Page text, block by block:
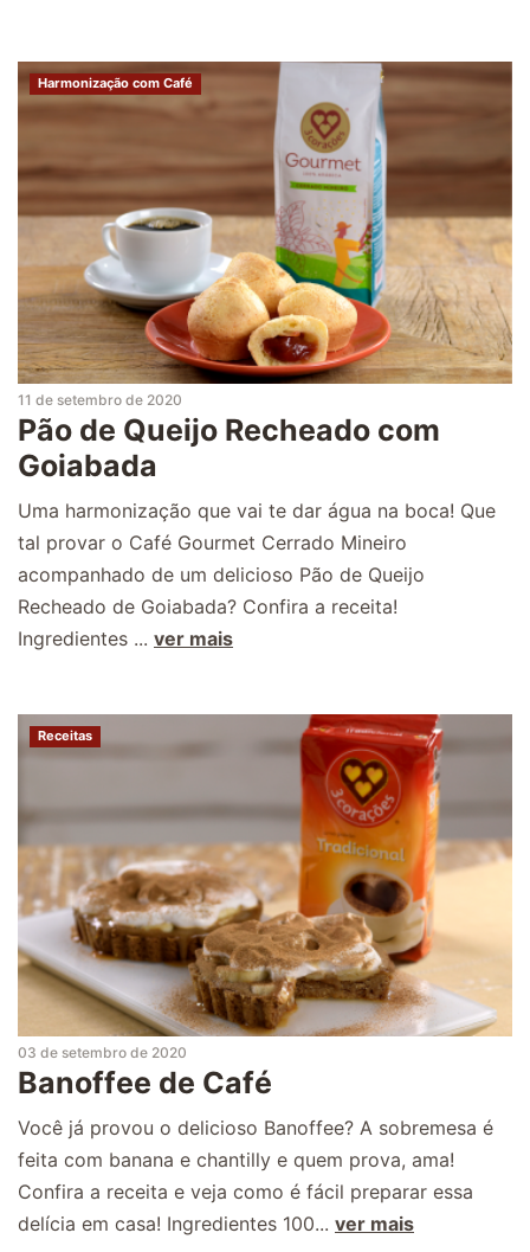
Harmonização com Café
11 de setembro de 2020
Pão de Queijo Recheado com
Goiabada
Uma harmonização que vai te dar água na boca! Que
tal provar o Café Gourmet Cerrado Mineiro
acompanhado de um delicioso Pão de Queijo
Recheado de Goiabada? Confira a receita!
Ingredientes ... ver mais
Receitas
03 de setembro de 2020
Banoffee de Café
Você já provou o delicioso Banoffee? A sobremesa é
feita com banana e chantilly e quem prova, ama!
Confira a receita e veja como é fácil preparar essa
delícia em casa! Ingredientes 100... ver mais